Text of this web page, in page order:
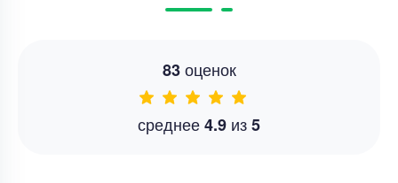
83оценок
среднее4.9 из5